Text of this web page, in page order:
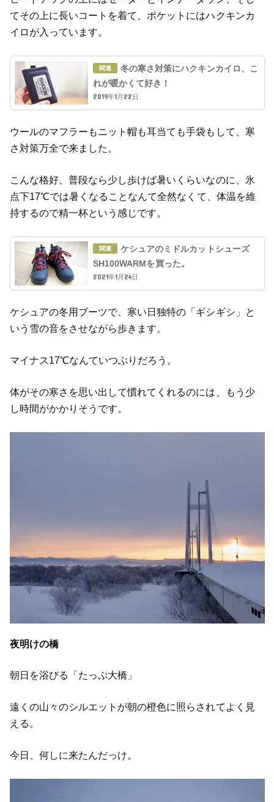
てその上に長いコートを着て、ポケットにはハクキンカ
イロが入っています。
冬の寒さ対策にハクキンカイロ、こ
れが暖かくて好き！
2019年1月22日
ウールのマフラーもニット帽も耳当ても手袋もして、寒
さ対策万全で来ました。
こんな格好、普段なら少し歩けば暑いくらいなのに、氷
点下17℃では暑くなることなんて全然なくて、体温を維
持するので精一杯という感じです。
ケシュアのミドルカットシューズ
SH100WARMを買った。
2021年1月24日
ケシュアの冬用ブーツで、寒い日独特の「ギシギシ」と
いう雪の音をさせながら歩きます。
マイナス17℃なんていつぶりだろう。
体がその寒さを思い出して慣れてくれるのには、もう少
し時間がかかりそうです。
夜明けの橋
朝日を浴びる「たっぷ大橋」
遠くの山々のシルエットが朝の橙色に照らされてよく見
える。
今日、何しに来たんだっけ。